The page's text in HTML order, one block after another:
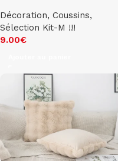
Décoration, Coussins,
Sélection Kit-M !!!
9.00€